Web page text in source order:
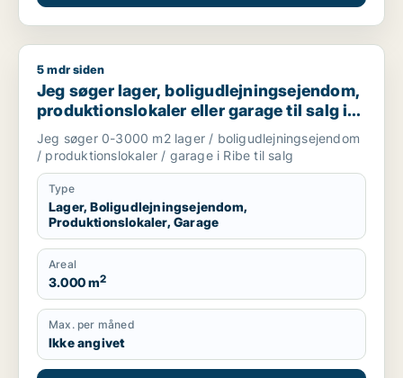
Jeg søger lager, boligudlejningsejendom,
5 mdr siden
Jeg søger lager, boligudlejningsejendom,
produktionslokaler eller garage til salg i
Ribe
Jeg søger 0-3000 m2 lager / boligudlejningsejendom
/ produktionslokaler / garage i Ribe til salg
Type
Lager, Boligudlejningsejendom,
Produktionslokaler, Garage
Areal
3.000 m2
Max. per måned
Ikke angivet